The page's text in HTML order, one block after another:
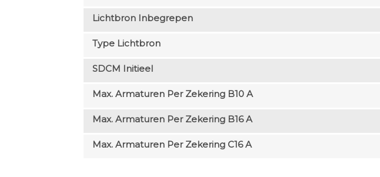
Lichtbron Inbegrepen
Type Lichtbron
SDCM Initieel
Max. Armaturen Per Zekering B10 A
Max. Armaturen Per Zekering B16 A
Max. Armaturen Per Zekering C16 A